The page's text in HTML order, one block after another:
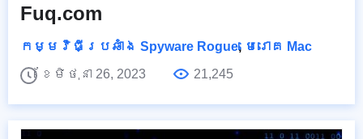
Fuq.com
កម្មវិធីប្រឆាំង Spyware Rogue, មេរោគ Mac
ខែមិថុនា 26, 2023
21,245